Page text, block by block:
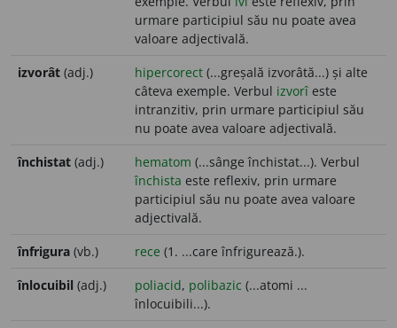
urmare participiul său nu poate avea
valoare adjectivală.
izvorât (adj.) hipercorect (...greșală izvorâtă...) și alte
câteva exemple. Verbul izvorî este
intranzitiv, prin urmare participiul său
nu poate avea valoare adjectivală.
închistat (adj.) hematom (...sânge închistat...). Verbul
închista este reflexiv, prin urmare
participiul său nu poate avea valoare
adjectivală.
înfrigura (vb.) rece (1. ...care înfrigurează.).
înlocuibil (adj.) poliacid, polibazic (...atomi ...
înlocuibili...).